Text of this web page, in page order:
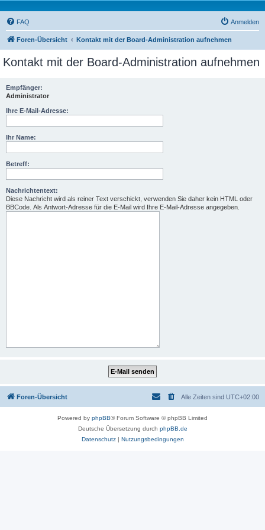
FAQ Anmelden
Foren-Übersicht Kontakt mit der Board-Administration aufnehmen
Kontakt mit der Board-Administration aufnehmen
Empfänger:
Administrator
Ihre E-Mail-Adresse:
Ihr Name:
Betreff:
Nachrichtentext:
Diese Nachricht wird als reiner Text verschickt, verwenden Sie daher kein HTML oder
BBCode. Als Antwort-Adresse für die E-Mail wird Ihre E-Mail-Adresse angegeben.
Foren-Übersicht Alle Zeiten sind UTC+02:00
Powered by phpBB® Forum Software © phpBB Limited
Deutsche Übersetzung durch phpBB.de
Datenschutz| Nutzungsbedingungen